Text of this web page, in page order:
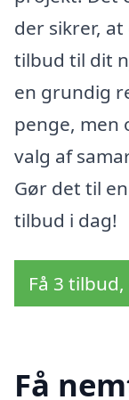
der sikrer,
tilbud til dit
en grundig
penge, men
valg af
Gør det til
tilbud i dag!
Få 3
Få